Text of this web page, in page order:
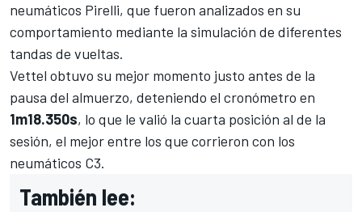
neumáticos Pirelli, que fueron analizados en su
comportamiento mediante la simulación de diferentes
tandas de vueltas.
Vettel obtuvo su mejor momento justo antes de la
pausa del almuerzo, deteniendo el cronómetro en
1m18.350s, lo que le valió la cuarta posición al de la
sesión, el mejor entre los que corrieron con los
neumáticos C3.
También lee: